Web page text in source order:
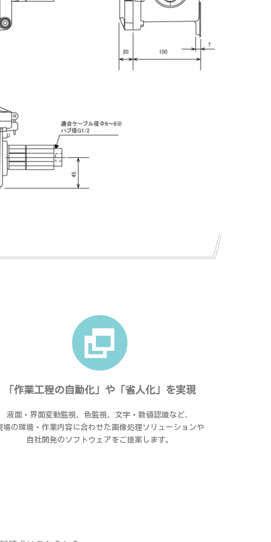
「作業工程の自動化」や「省人化」を実現
液面・界面変動監視、色監視、文字・数値認識など、
場の環境・作業内容に合わせた画像処理ソリューションや
自社開発のソフトウェアをご提案します。